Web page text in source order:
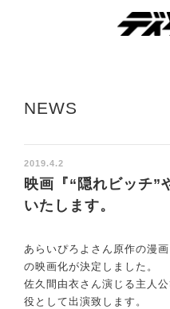
NEWS
2019.4.2
映画『“隠れビッチ”
いたします。
あらいぴろよさん原作の漫画
の映画化が決定しました。
佐久間由衣さん演じる主人
役として出演致します。